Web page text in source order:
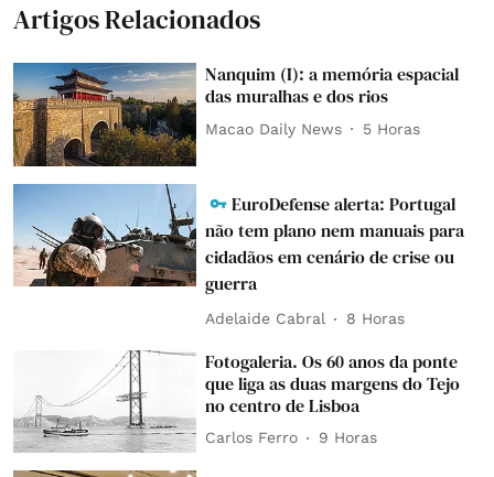
Artigos Relacionados
Nanquim (I): a memória espacial
das muralhas e dos rios
Macao Daily News 5 Horas
EuroDefense alerta: Portugal
não tem plano nem manuais para
cidadãos em cenário de crise ou
guerra
Adelaide Cabral 8 Horas
Fotogaleria. Os 60 anos da ponte
que liga as duas margens do Tejo
no centro de Lisboa
Carlos Ferro 9 Horas